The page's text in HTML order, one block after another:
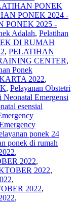
PONEK
PONEK 2024 -
PONEK 2025 -
Adalah, Pelatihan
DI RUMAH
, PELATIHAN
CENTER,
Ponek
2022,
, Pelayanan Obstetri
Neonatal Emergensi
esensial
ponek 24
ponek di rumah
,
2022,
2022,
,
2022,
,